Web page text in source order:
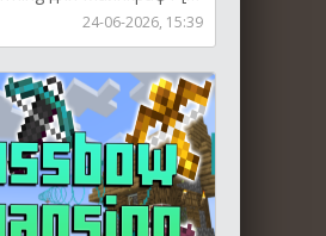
24-06-2026, 15:39